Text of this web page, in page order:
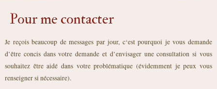
Pour me contacter
Je reçois beaucoup de messages par jour, c‘est pourquoi je vous demande
d’être concis dans votre demande et d’envisager une consultation si vous
souhaitez être aidé dans votre problématique (évidemment je peux vous
renseigner si nécessaire).